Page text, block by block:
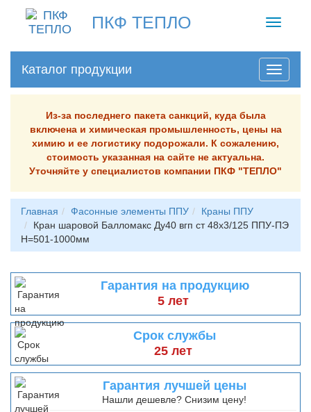
ПКФ ТЕПЛО
Toggle
Каталог продукции
Из-за последнего пакета санкций, куда была
включена и химическая промышленность, цены на
химию и ее логистику подорожали. К сожалению,
стоимость указанная на сайте не актуальна.
Уточняйте у специалистов компании ПКФ "ТЕПЛО"
Главная Фасонные элементы ППУ
Краны ППУ
Кран шаровой Балломакс Ду40 вгп ст 48х3/125 ППУ-ПЭ
H=501-1000мм
Гарантия на продукцию
5 лет
Срок службы
25 лет
Гарантия лучшей цены
Нашли дешевле? Снизим цену!